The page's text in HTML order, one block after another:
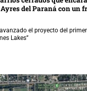
del Paraná con un
el proyecto del
Lakes”